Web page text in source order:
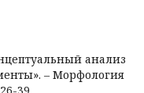
анализ
– Морфология